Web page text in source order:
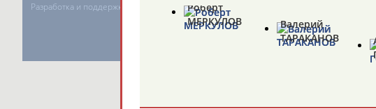
Разработка и поддержка ООО НАИТ «Стадион»
Роберт
МЕРКУЛОВ
Валерий
ТАРАКАНОВ